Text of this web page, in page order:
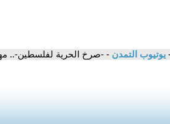
يوتيوب التمدن - -صرخ الحرية لفلسطين-.. مهاجم يقتل 2 أمام